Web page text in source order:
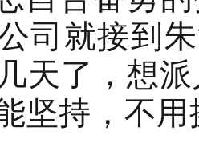
司就接到
天了，想
坚持，不用